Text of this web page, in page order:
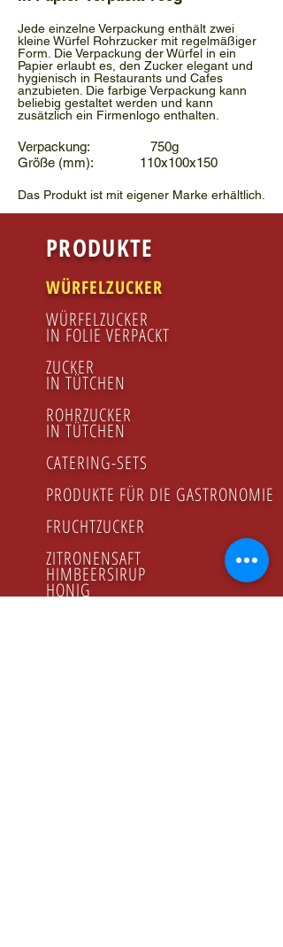
Jede einzelne Verpackung enthält zwei
kleine Würfel Rohrzucker mit regelmäßiger
Form. Die Verpackung der Würfel in ein
Papier erlaubt es, den Zucker elegant und
hygienisch in Restaurants und Cafes
anzubieten. Die farbige Verpackung kann
beliebig gestaltet werden und kann
zusätzlich ein Firmenlogo enthalten.
Verpackung: 750g
Größe (mm): 110x100x150
Das Produkt ist mit eigener Marke erhältlich.
PRODUKTE
WÜRFELZUCKER
WÜRFELZUCKER
IN FOLIE VERPACKT
ZUCKER
IN TÜTCHEN
ROHRZUCKER
IN TÜTCHEN
CATERING-SETS
PRODUKTE FÜR DIE GASTRONOMIE
FRUCHTZUCKER
ZITRONENSAFT
HIMBEERSIRUP
HONIG